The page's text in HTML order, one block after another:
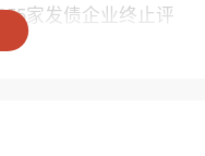
家发债企业终止评
。
牌而终止评级；有